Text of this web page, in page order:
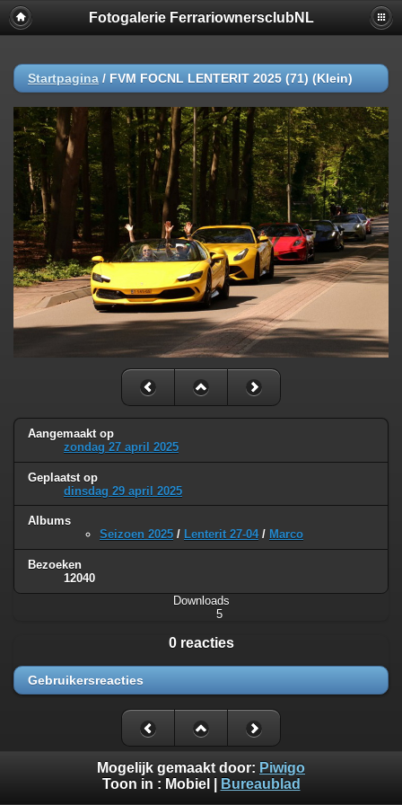
Fotogalerie FerrariownersclubNL
Startpagina / FVM FOCNL LENTERIT 2025 (71) (Klein)
Aangemaakt op
zondag 27 april 2025
Geplaatst op
dinsdag 29 april 2025
Albums
Seizoen 2025 / Lenterit 27-04/ Marco
Bezoeken
12040
Downloads
5
0 reacties
Gebruikersreacties
Mogelijk gemaakt door: Piwigo
Toon in : Mobiel Bureaublad